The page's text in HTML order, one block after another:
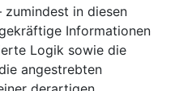
in diesen
Informationen
Logik sowie die
angestrebten